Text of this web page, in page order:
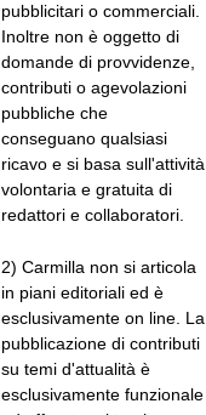
pubblicitari o commerciali.
Inoltre non è oggetto di
domande di provvidenze,
contributi o agevolazioni
pubbliche che
conseguano qualsiasi
ricavo e si basa sull'attività
volontaria e gratuita di
redattori e collaboratori.
2) Carmilla non si articola
in piani editoriali ed è
esclusivamente on line. La
pubblicazione di contributi
su temi d'attualità è
esclusivamente funzionale